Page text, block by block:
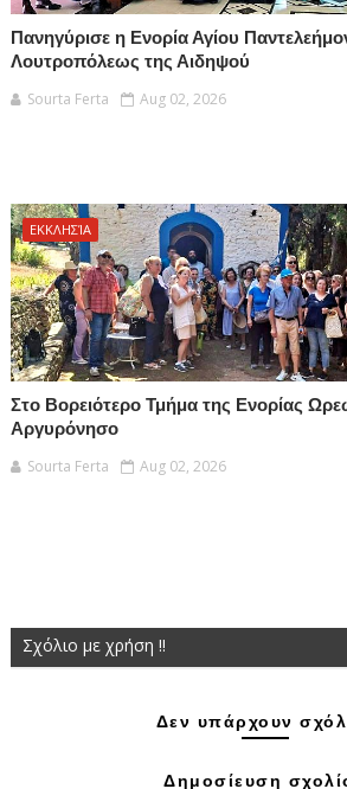
Πανηγύρισε η Ενορία Αγίου
Λουτροπόλεως της Αιδηψού
Sourta Ferta
Aug 02, 2026
ΕΚΚΛΗΣΊΑ
Στο Βορειότερο Τμήμα της Ενορίας
Αργυρόνησο
Sourta Ferta
Aug 02, 2026
Σχόλιο με χρήση !!
Δεν υπάρχουν
Δημοσίευση